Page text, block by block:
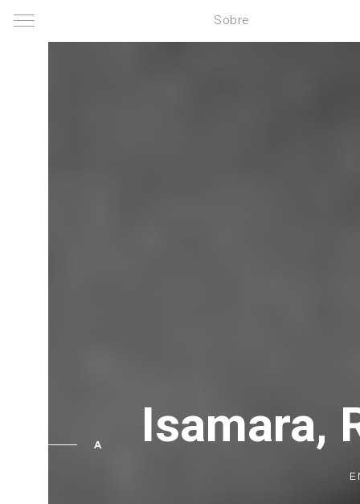
Sobre
A Isamara,